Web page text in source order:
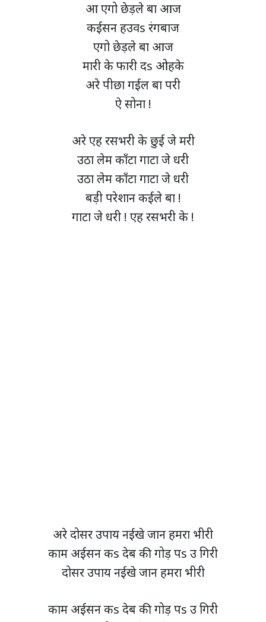
आ एगो छेड़ले बा आज
कईसन हउवs रंगबाज
एगो छेड़ले बा आज
मारी के फारी दs ओहके
अरे पीछा गईल बा परी
ऐ सोना !
अरे एह रसभरी के छुई जे मरी
उठा लेम काँटा गाटा जे धरी
उठा लेम काँटा गाटा जे धरी
बड़ी परेशान कईले बा !
गाटा जे धरी ! एह रसभरी के !
अरे दोसर उपाय नईखे जान हमरा भीरी
काम अईसन कs देब की गोड़ पs उ गिरी
दोसर उपाय नईखे जान हमरा भीरी
काम अईसन कs देब की गोड़ पs उ गिरी